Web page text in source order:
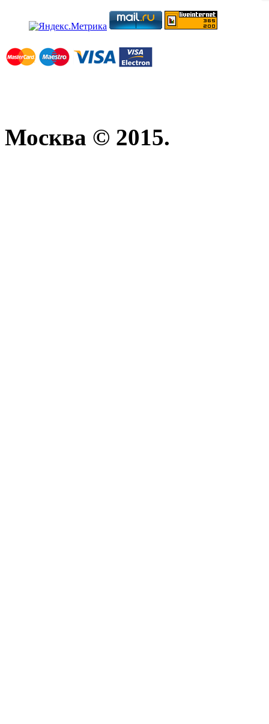
Москва © 2015.